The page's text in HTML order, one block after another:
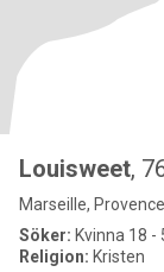
Louisweet,
Marseille,
Söker: Kvinna 18 -
Religion: Kristen